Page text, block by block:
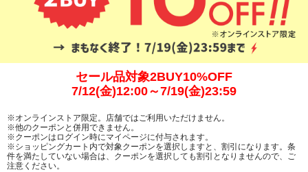
セール品対象2BUY10%OFF
7/12(金)12:00～7/19(金)23:59
※オンラインストア限定。店舗ではご利用いただけません。
※他のクーポンと併用できません。
※クーポンはログイン時にマイページに付与されます。
※ショッピングカート内で対象クーポンを選択しますと、割引になります。条
件を満たしていない場合は、クーポンを選択しても割引となりませんので、ご
注意ください。